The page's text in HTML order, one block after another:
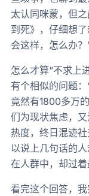
太认同咪蒙，但
到死》，仔细想
会这样，怎么办？
怎么才算“不求上
有个相似的问题
竟然有1800多万
们为现状焦虑，
热度，终日混迹
以说上几句话的
在人群中，却过
看完这个回答，